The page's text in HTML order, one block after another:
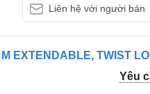
Liên hệ với người bán
EXTENDABLE, TWIST
Yêu